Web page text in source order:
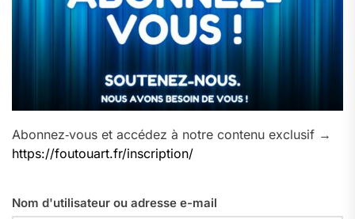
Abonnez‑vous et accédez à notre contenu exclusif →
https://foutouart.fr/inscription/
Nom d'utilisateur ou adresse e-mail